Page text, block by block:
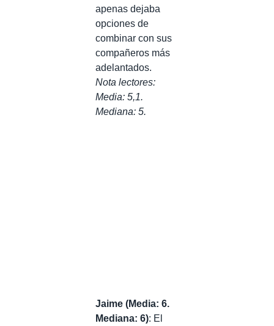
apenas dejaba
opciones de
combinar con sus
compañeros más
adelantados.
Nota lectores:
Media: 5,1.
Mediana: 5.
Jaime (Media: 6.
Mediana: 6): El